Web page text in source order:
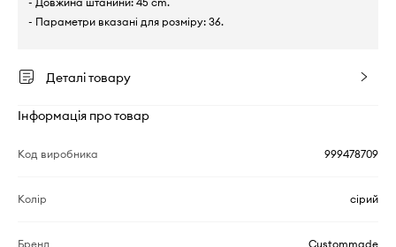
- Параметри вказані для розміру: 36.
Деталі товару
Інформація про товар
Код виробника 999478709
Колір сірий
Бренд Custommade